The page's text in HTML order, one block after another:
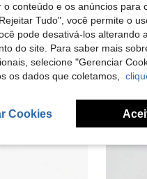
Avaliações
o conteúdo e os anúncios para
Tudo", você permite o
pode desativá-los
do site. Para saber mais
selecione "Gerenciar
os dados que coletamos,
Cookies